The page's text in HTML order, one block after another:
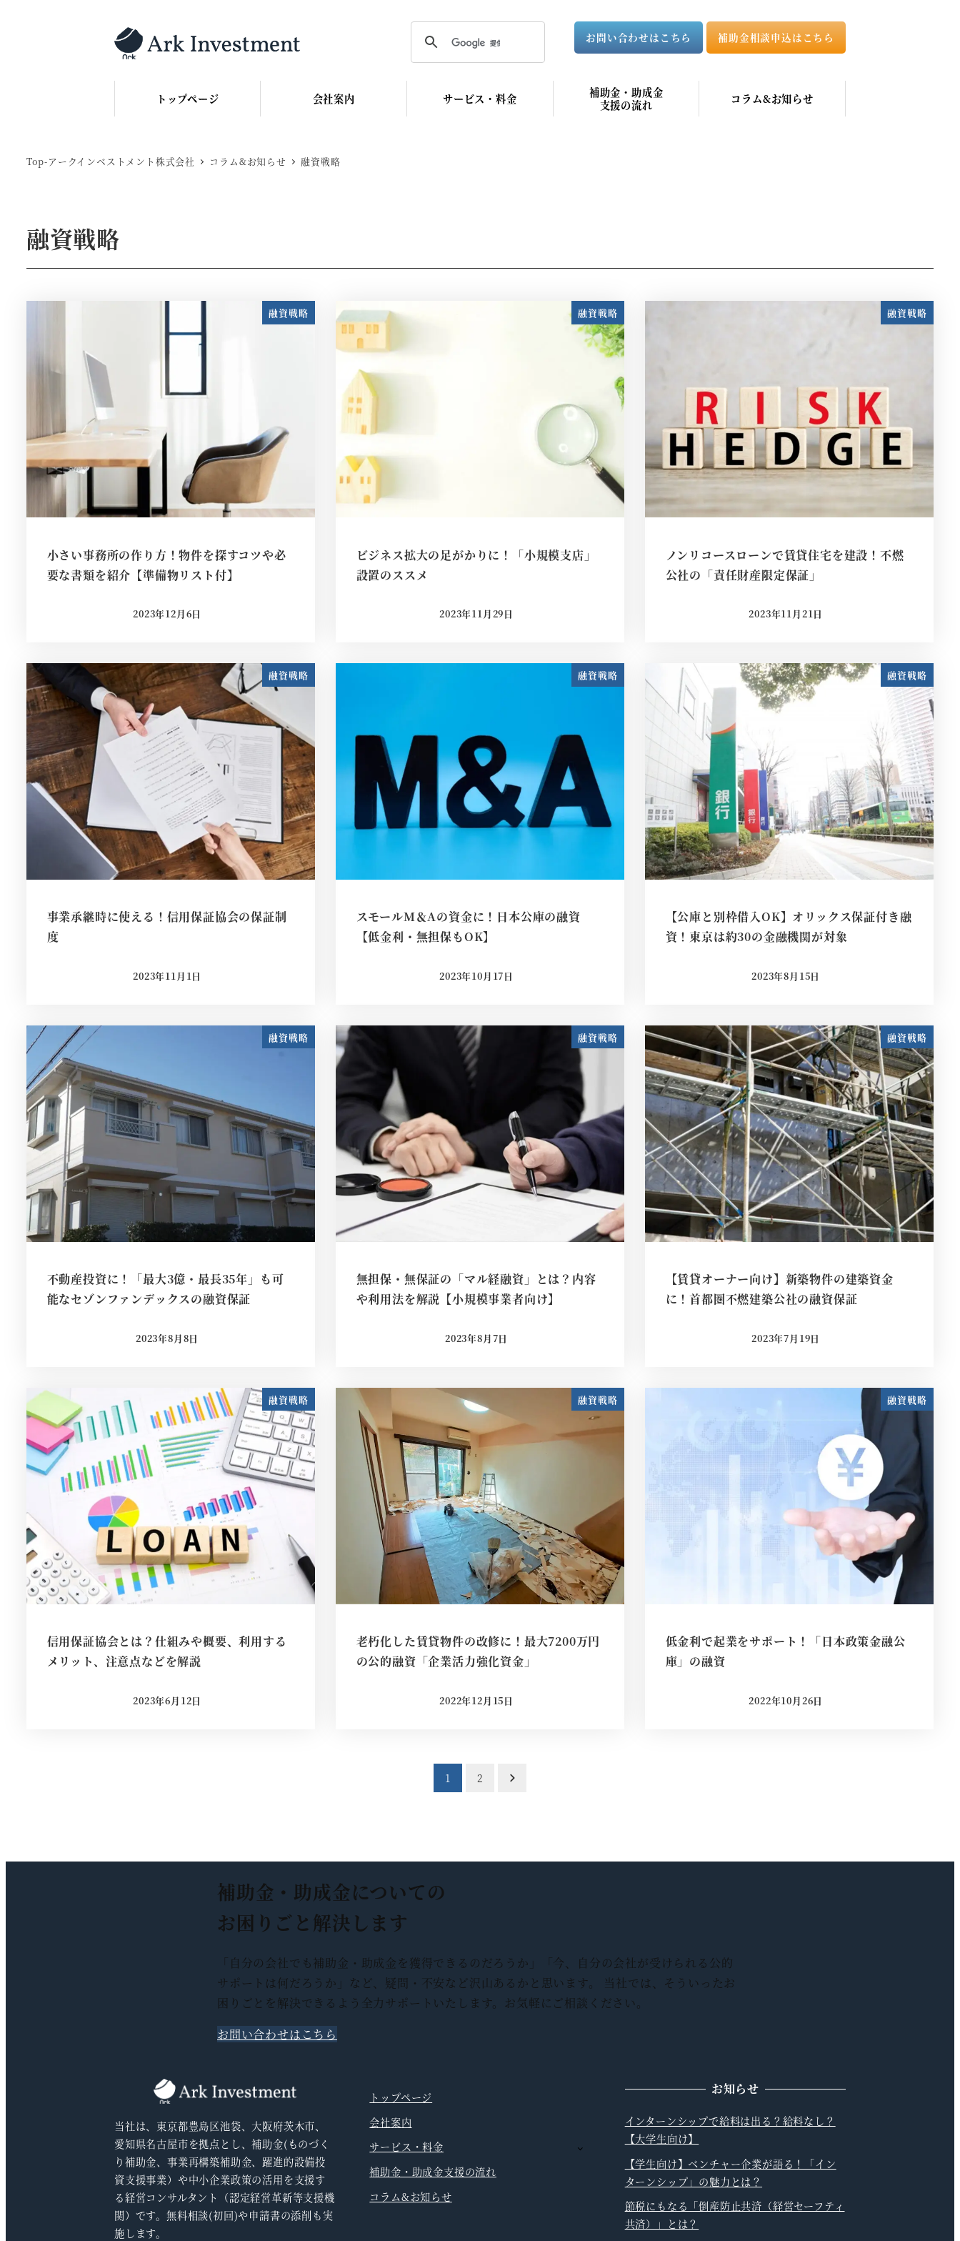
お問い合わせはこちら 補助金相談申込はこちら
トップページ 会社案内 サービス・料金
補助金・助成金
支援の流れ
コラム&お知らせ
Top-アークインベストメント株式会社 コラム&お知らせ 融資戦略
融資戦略
融資戦略
小さい事務所の作り方！物件を探すコツや必
要な書類を紹介【準備物リスト付】
投稿日
2023年12月6日
融資戦略
ビジネス拡大の足がかりに！「小規模支店」
設置のススメ
投稿日
2023年11月29日
融資戦略
ノンリコースローンで賃貸住宅を建設！不燃
公社の「責任財産限定保証」
投稿日
2023年11月21日
融資戦略
事業承継時に使える！信用保証協会の保証制
度
投稿日
2023年11月1日
融資戦略
スモールM＆Aの資金に！日本公庫の融資
【低金利・無担保もOK】
投稿日
2023年10月17日
融資戦略
【公庫と別枠借入OK】オリックス保証付き融
資！東京は約30の金融機関が対象
投稿日
2023年8月15日
融資戦略
不動産投資に！「最大3億・最長35年」も可
能なセゾンファンデックスの融資保証
投稿日
2023年8月8日
融資戦略
無担保・無保証の「マル経融資」とは？内容
や利用法を解説【小規模事業者向け】
投稿日
2023年8月7日
融資戦略
【賃貸オーナー向け】新築物件の建築資金
に！首都圏不燃建築公社の融資保証
投稿日
2023年7月19日
融資戦略
信用保証協会とは？仕組みや概要、利用する
メリット、注意点などを解説
投稿日
2023年6月12日
融資戦略
老朽化した賃貸物件の改修に！最大7200万円
の公的融資「企業活力強化資金」
投稿日
2022年12月15日
融資戦略
低金利で起業をサポート！「日本政策金融公
庫」の融資
投稿日
2022年10月26日
ペ
1 2
補助金・助成金についての
お困りごと解決します
「自分の会社でも補助金・助成金を獲得できるのだろうか」「今、自分の会社が受けられる公的
サポートは何だろうか」など、疑問・不安など沢山あるかと思います。 当社では、そういったお
困りごとを解決できるよう全力サポートいたします。お気軽にご相談ください。
お問い合わせはこちら
当社は、東京都豊島区池袋、大阪府茨木市、
愛知県名古屋市を拠点とし、補助金(ものづく
り補助金、事業再構築補助金、躍進的設備投
資支援事業）や中小企業政策の活用を支援す
る経営コンサルタント（認定経営革新等支援機
関）です。無料相談(初回)や申請書の添削も実
施します。
トップページ
会社案内
サービス・料金
補助金・助成金支援の流れ
コラム&お知らせ
お知らせ
インターンシップで給料は出る？給料なし？
【大学生向け】
【学生向け】ベンチャー企業が語る！「イン
ターンシップ」の魅力とは？
節税にもなる「倒産防止共済（経営セーフティ
共済）」とは？